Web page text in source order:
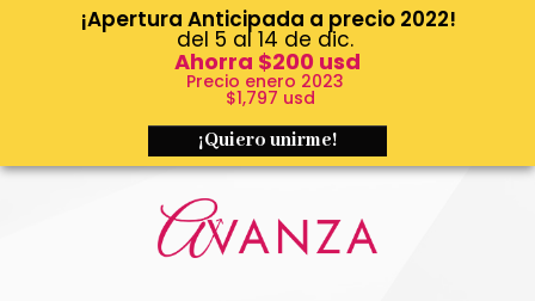
¡Apertura Anticipada a precio 2022!
del 5 al 14 de dic.
Ahorra $200 usd
Precio enero 2023
$1,797 usd
¡Quiero unirme!